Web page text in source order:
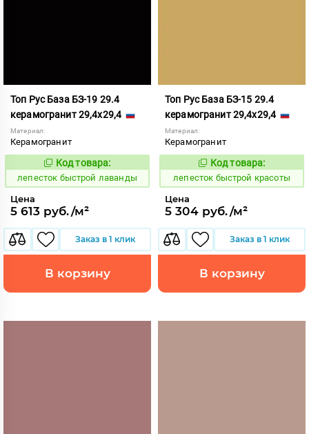
Топ Рус База БЗ-19 29.4
керамогранит 29,4x29,4
Материал:
Керамогранит
860416
Код товара:
лепесток быстрой лаванды
Цена
5 613 руб./м²
Заказ в 1 клик
В корзину
Топ Рус База БЗ-15 29.4
керамогранит 29,4x29,4
Материал:
Керамогранит
860415
Код товара:
лепесток быстрой красоты
Цена
5 304 руб./м²
Заказ в 1 клик
В корзину